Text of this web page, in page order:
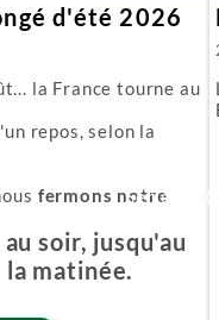
Série Or
d'été 2026
la France tourne au
repos, selon la
fermons notre
soir, jusqu'au
matinée.